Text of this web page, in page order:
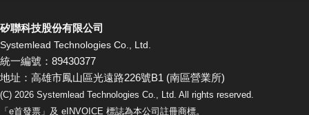
矽聯科技股份有限公司
Systemlead Technologies Co., Ltd.
統一編號：89430377
地址：高雄市鳳山區光遠路226號B1 (南區營業所)
(C) 2026 Systemlead Technologies Co., Ltd. All rights reserved.
「e首發票」及 eINVOICE 標誌為本公司註冊商標。